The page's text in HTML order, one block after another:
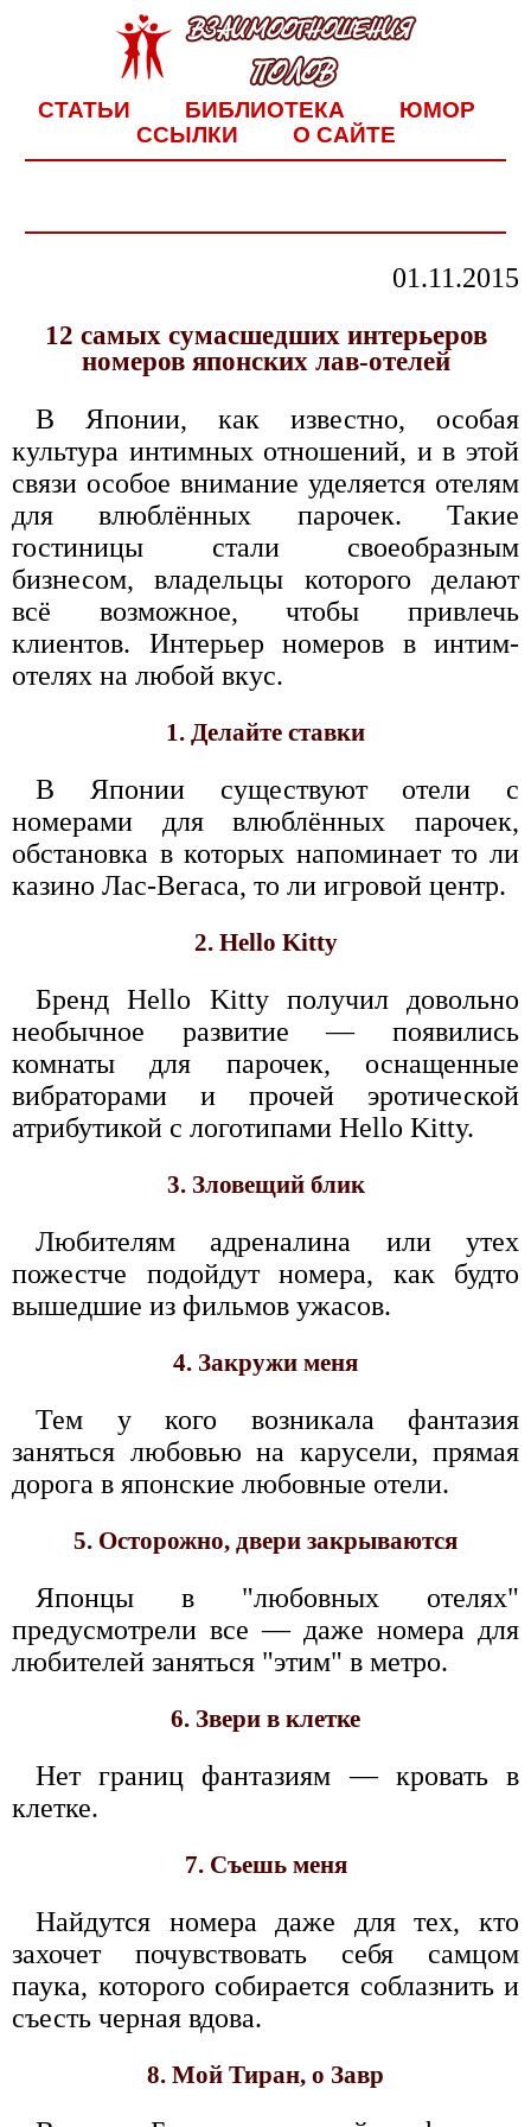
СТАТЬИ БИБЛИОТЕКА
ЮМОР
ССЫЛКИ
О САЙТЕ
01.11.2015
12 самых сумасшедших интерьеров
номеров японских лав-отелей
В Японии, как известно, особая
культура интимных отношений, и в этой
связи особое внимание уделяется отелям
для влюблённых парочек. Такие
гостиницы стали своеобразным
бизнесом, владельцы которого делают
всё возможное, чтобы привлечь
клиентов. Интерьер номеров в интим-
отелях на любой вкус.
1. Делайте ставки
В Японии существуют отели с
номерами для влюблённых парочек,
обстановка в которых напоминает то ли
казино Лас-Вегаса, то ли игровой центр.
2. Hello Kitty
Бренд Hello Kitty получил довольно
необычное развитие — появились
комнаты для парочек, оснащенные
вибраторами и прочей эротической
атрибутикой с логотипами Hello Kitty.
3. Зловещий блик
Любителям адреналина или утех
пожестче подойдут номера, как будто
вышедшие из фильмов ужасов.
4. Закружи меня
Тем у кого возникала фантазия
заняться любовью на карусели, прямая
дорога в японские любовные отели.
5. Осторожно, двери закрываются
Японцы в "любовных отелях"
предусмотрели все — даже номера для
любителей заняться "этим" в метро.
6. Звери в клетке
Нет границ фантазиям — кровать в
клетке.
7. Съешь меня
Найдутся номера даже для тех, кто
захочет почувствовать себя самцом
паука, которого собирается соблазнить и
съесть черная вдова.
8. Мой Тиран, о Завр